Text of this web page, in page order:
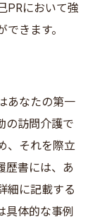
PRにおいて強
きます。
あなたの第一
の訪問介護で
、それを際立
歴書には、あ
細に記載する
具体的な事例